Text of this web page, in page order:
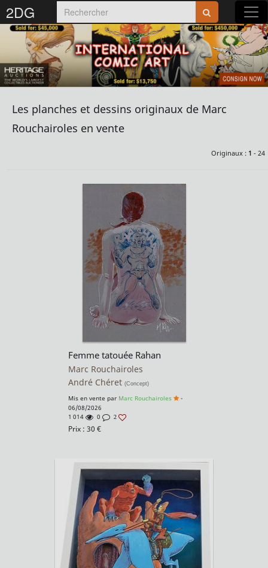
2DG Rejoignez-nous sur 2DG !
Accédez aux planches et illustrations
réservées aux membres
Découvrez de nouvelles fonctionnalités
S'inscrire
Les planches et dessins originaux de Marc
Rouchairoles en vente
Originaux : 1 - 24
Femme tatouée Rahan
Marc Rouchairoles
André Chéret (Concept)
Mis en vente par Marc Rouchairoles
-
06/08/2026
1 014
0 2
Prix : 30 €